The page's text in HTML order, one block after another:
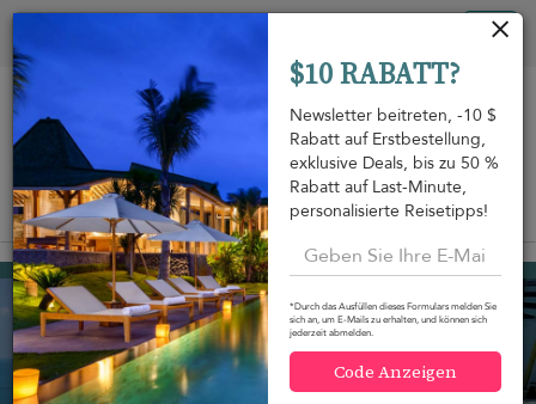
Auf der Karte anzeigen
Chaweng beach von962 USD
$10 RABATT?
Newsletter beitreten, -10 $
Rabatt auf Erstbestellung,
exklusive Deals, bis zu 50 %
Rabatt auf Last-Minute,
personalisierte Reisetipps!
*Durch das Ausfüllen dieses Formulars melden Sie
sich an, um E-Mails zu erhalten, und können sich
jederzeit abmelden.
Code Anzeigen
Cookie-Einstellungen